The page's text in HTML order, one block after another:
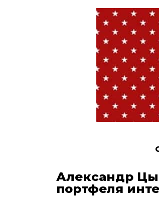
Александр
портфеля